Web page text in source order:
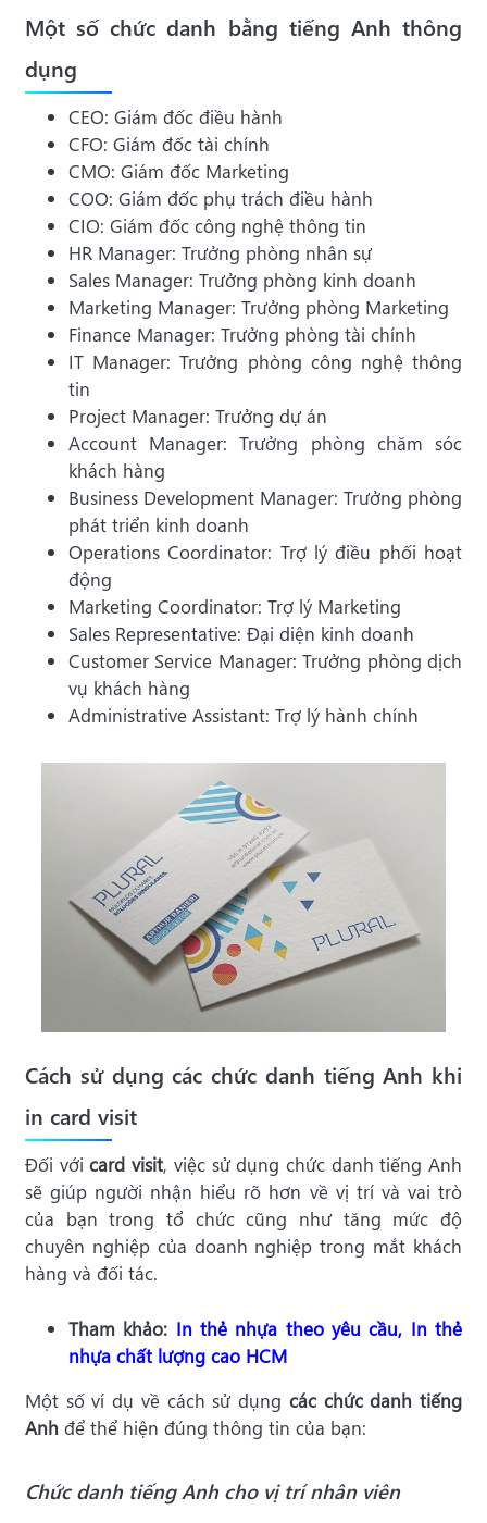
Một số chức danh bằng tiếng Anh thông
dụng
CEO: Giám đốc điều hành
CFO: Giám đốc tài chính
CMO: Giám đốc Marketing
COO: Giám đốc phụ trách điều hành
CIO: Giám đốc công nghệ thông tin
HR Manager: Trưởng phòng nhân sự
Sales Manager: Trưởng phòng kinh doanh
Marketing Manager: Trưởng phòng Marketing
Finance Manager: Trưởng phòng tài chính
IT Manager: Trưởng phòng công nghệ thông
tin
Project Manager: Trưởng dự án
Account Manager: Trưởng phòng chăm sóc
khách hàng
Business Development Manager: Trưởng phòng
phát triển kinh doanh
Operations Coordinator: Trợ lý điều phối hoạt
động
Marketing Coordinator: Trợ lý Marketing
Sales Representative: Đại diện kinh doanh
Customer Service Manager: Trưởng phòng dịch
vụ khách hàng
Administrative Assistant: Trợ lý hành chính
Cách sử dụng các chức danh tiếng Anh khi
in card visit
Đối với card visit, việc sử dụng chức danh tiếng Anh
sẽ giúp người nhận hiểu rõ hơn về vị trí và vai trò
của bạn trong tổ chức cũng như tăng mức độ
chuyên nghiệp của doanh nghiệp trong mắt khách
hàng và đối tác.
Tham khảo: In thẻ nhựa theo yêu cầu, In thẻ
nhựa chất lượng cao HCM
Một số ví dụ về cách sử dụng các chức danh tiếng
Anh để thể hiện đúng thông tin của bạn:
Chức danh tiếng Anh cho vị trí nhân viên